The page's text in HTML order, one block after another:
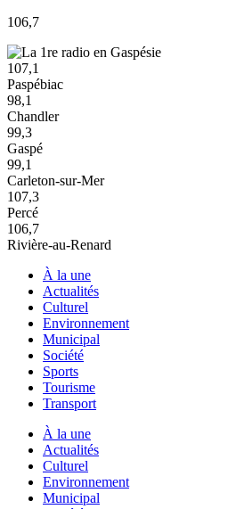
106,7
107,1
Paspébiac
98,1
Chandler
99,3
Gaspé
99,1
Carleton-sur-Mer
107,3
Percé
106,7
Rivière-au-Renard
À la une
Actualités
Culturel
Environnement
Municipal
Société
Sports
Tourisme
Transport
À la une
Actualités
Culturel
Environnement
Municipal